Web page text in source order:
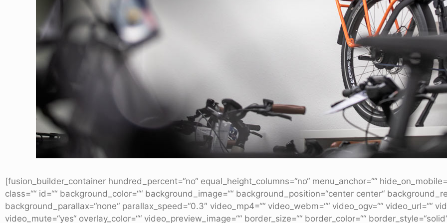
[fusion_builder_container hundred_percent=“no“ equal_height_columns=“no“ menu_anchor=““
class=““ id=““ background_color=““ background_image=““ background_position=“center center“
background_parallax=“none“ parallax_speed=“0.3″ video_mp4=““ video_webm=““ video_ogv=““ video_url=““
video_mute=“yes“ overlay_color=““ video_preview_image=““ border_size=““ border_color=““